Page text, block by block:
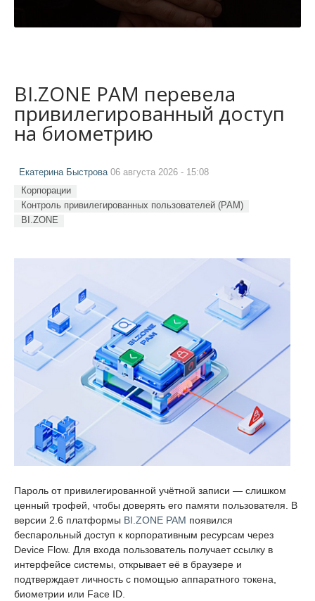
BI.ZONE PAM перевела
привилегированный доступ
на биометрию
Екатерина Быстрова06 августа 2026 - 15:08
Корпорации
Контроль привилегированных пользователей (PAM)
BI.ZONE
Пароль от привилегированной учётной записи — слишком
ценный трофей, чтобы доверять его памяти пользователя. В
версии 2.6 платформы BI.ZONE PAM появился
беспарольный доступ к корпоративным ресурсам через
Device Flow. Для входа пользователь получает ссылку в
интерфейсе системы, открывает её в браузере и
подтверждает личность с помощью аппаратного токена,
биометрии или Face ID.